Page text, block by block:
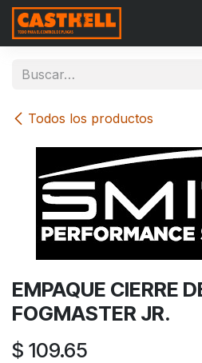
Ir al contenido
Todos los productos
EMPAQUE CIERRE
FOGMASTER JR.
$ 109.65